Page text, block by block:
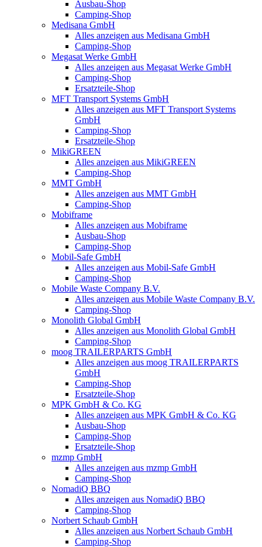
Ausbau-Shop
Camping-Shop
Medisana GmbH
Alles anzeigen aus Medisana GmbH
Camping-Shop
Megasat Werke GmbH
Alles anzeigen aus Megasat Werke GmbH
Camping-Shop
Ersatzteile-Shop
MFT Transport Systems GmbH
Alles anzeigen aus MFT Transport Systems
GmbH
Camping-Shop
Ersatzteile-Shop
MikiGREEN
Alles anzeigen aus MikiGREEN
Camping-Shop
MMT GmbH
Alles anzeigen aus MMT GmbH
Camping-Shop
Mobiframe
Alles anzeigen aus Mobiframe
Ausbau-Shop
Camping-Shop
Mobil-Safe GmbH
Alles anzeigen aus Mobil-Safe GmbH
Camping-Shop
Mobile Waste Company B.V.
Alles anzeigen aus Mobile Waste Company B.V.
Camping-Shop
Monolith Global GmbH
Alles anzeigen aus Monolith Global GmbH
Camping-Shop
moog TRAILERPARTS GmbH
Alles anzeigen aus moog TRAILERPARTS
GmbH
Camping-Shop
Ersatzteile-Shop
MPK GmbH & Co. KG
Alles anzeigen aus MPK GmbH & Co. KG
Ausbau-Shop
Camping-Shop
Ersatzteile-Shop
mzmp GmbH
Alles anzeigen aus mzmp GmbH
Camping-Shop
NomadiQ BBQ
Alles anzeigen aus NomadiQ BBQ
Camping-Shop
Norbert Schaub GmbH
Alles anzeigen aus Norbert Schaub GmbH
Camping-Shop